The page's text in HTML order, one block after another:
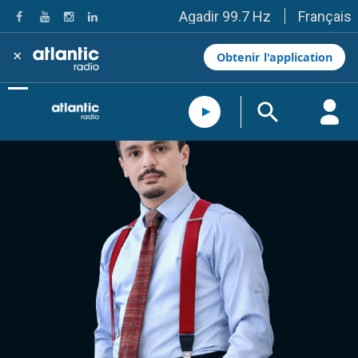
Agadir 99.7 Hz
Tanger 103.3 Hz
Tétouan 87.8 Hz
Fès 98.8 Hz
Meknès 97.2 Hz
El Jadida 97.3
Settat 104,6
Essaouira 96.6
Taounate 95.6
Tiznit 103.1
SkhourRhamna 92.2
Taroudant 104.9
Guelmim 91.9
Tan-Tan 95.2
Tafraout 104.9
Casablanca 92.5 Hz
Rabat, Salé 106.9 Hz
Marrakech 90.5 Hz
Français
× Obtenir l'application